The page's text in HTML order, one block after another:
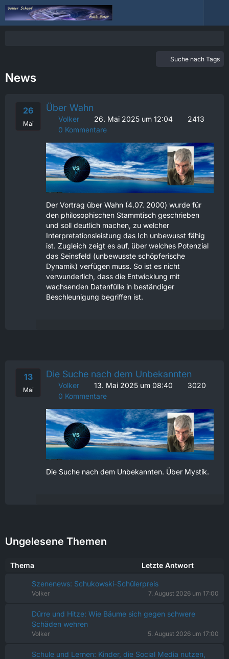
Suche nach Tags
News
26
Mai
Über Wahn
Volker 26. Mai 2025 um 12:04
2413
0 Kommentare
Der Vortrag über Wahn (4.07. 2000) wurde für
den philosophischen Stammtisch geschrieben
und soll deutlich machen, zu welcher
Interpretationsleistung das Ich unbewusst fähig
ist. Zugleich zeigt es auf, über welches Potenzial
das Seinsfeld (unbewusste schöpferische
Dynamik) verfügen muss. So ist es nicht
verwunderlich, dass die Entwicklung mit
wachsenden Datenfülle in beständiger
Beschleunigung begriffen ist.
13
Mai
Die Suche nach dem Unbekannten
Volker 13. Mai 2025 um 08:40
3020
0 Kommentare
Die Suche nach dem Unbekannten. Über Mystik.
Ungelesene Themen
Thema Letzte Antwort
Szenenews: Schukowski-Schülerpreis
Volker 7. August 2026 um 17:00
Dürre und Hitze: Wie Bäume sich gegen schwere
Schäden wehren
Volker 5. August 2026 um 17:00
Schule und Lernen: Kinder, die Social Media nutzen,